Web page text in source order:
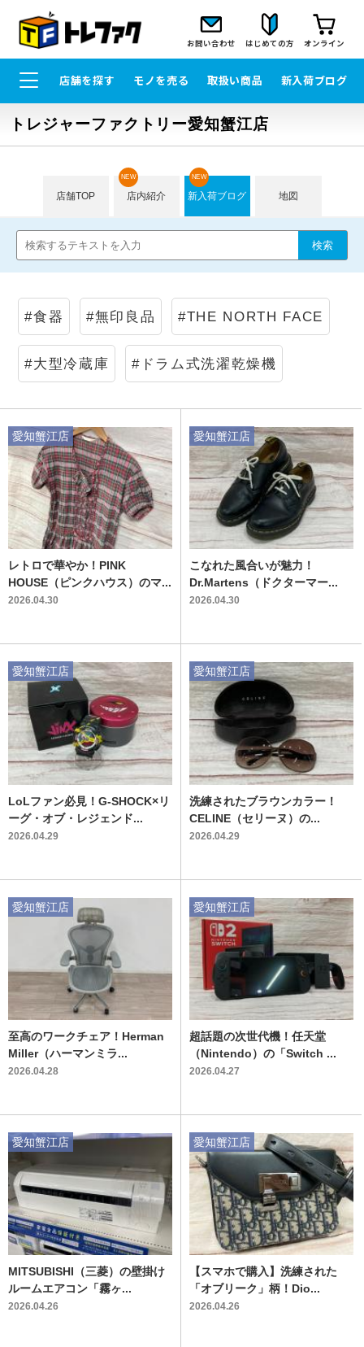
お問い合わせ はじめての方 オンライン
店舗を探す モノを売る 取扱い商品 新入荷ブログ
トレジャーファクトリー愛知蟹江店
店舗TOP 店内紹介
NEW
新入荷ブログ
NEW
地図
#食器 #無印良品 #THE NORTH FACE
#大型冷蔵庫 #ドラム式洗濯乾燥機
レトロで華やか！PINK
HOUSE（ピンクハウス）のマ...
2026.04.30
愛知蟹江店
こなれた風合いが魅力！
Dr.Martens（ドクターマー...
2026.04.30
愛知蟹江店
LoLファン必見！G-SHOCK×リ
ーグ・オブ・レジェンド...
2026.04.29
愛知蟹江店
洗練されたブラウンカラー！
CELINE（セリーヌ）の...
2026.04.29
愛知蟹江店
至高のワークチェア！Herman
Miller（ハーマンミラ...
2026.04.28
愛知蟹江店
超話題の次世代機！任天堂
（Nintendo）の「Switch ...
2026.04.27
愛知蟹江店
MITSUBISHI（三菱）の壁掛け
ルームエアコン「霧ヶ...
2026.04.26
愛知蟹江店
【スマホで購入】洗練された
「オブリーク」柄！Dio...
2026.04.26
愛知蟹江店